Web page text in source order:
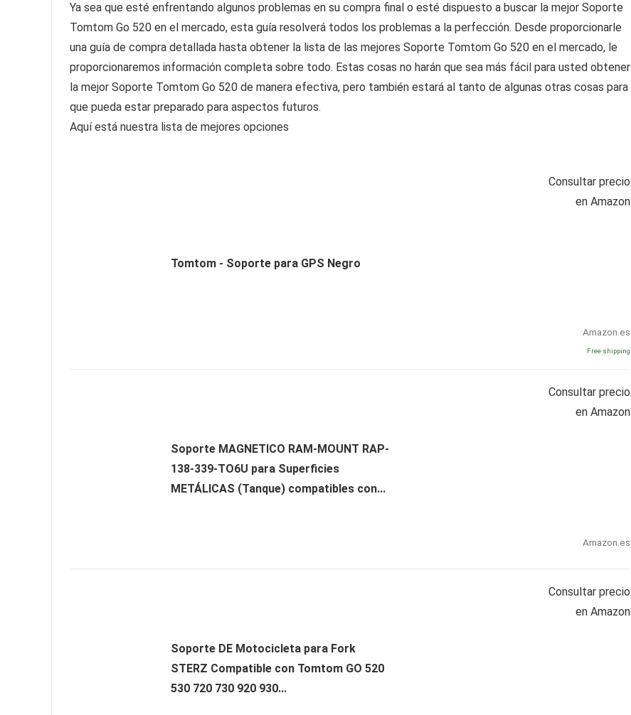
Ya sea que esté enfrentando algunos problemas en su compra final o esté dispuesto a buscar la mejor Soporte
Tomtom Go 520 en el mercado, esta guía resolverá todos los problemas a la perfección. Desde proporcionarle
una guía de compra detallada hasta obtener la lista de las mejores Soporte Tomtom Go 520 en el mercado, le
proporcionaremos información completa sobre todo. Estas cosas no harán que sea más fácil para usted obtener
la mejor Soporte Tomtom Go 520 de manera efectiva, pero también estará al tanto de algunas otras cosas para
que pueda estar preparado para aspectos futuros.
Aquí está nuestra lista de mejores opciones
Tomtom - Soporte para GPS Negro
Consultar precio
en Amazon
Amazon.es
Free shipping
Soporte MAGNETICO RAM-MOUNT RAP-
138-339-TO6U para Superficies
METÁLICAS (Tanque) compatibles con...
Consultar precio
en Amazon
Amazon.es
Soporte DE Motocicleta para Fork
STERZ Compatible con Tomtom GO 520
530 720 730 920 930...
Consultar precio
en Amazon